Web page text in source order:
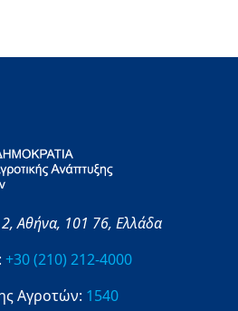
2,Αθήνα, 101 76, Ελλάδα
+30 (210) 212-4000
Αγροτών: 1540